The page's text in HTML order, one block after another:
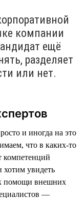
компании
ещё
разделяет
или нет.
и иногда на это
что в каких-то
компетенций
хотим увидеть
к помощи внешних
—